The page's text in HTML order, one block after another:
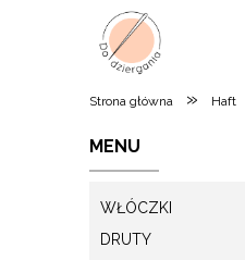
Strona główna » Haft
MENU
WŁÓCZKI
DRUTY